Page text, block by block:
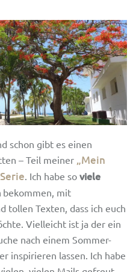
schon gibt es einen
– Teil meiner „Mein
. Ich habe so viele
bekommen, mit
tollen Texten, dass ich euch
Vielleicht ist ja der ein
nach einem Sommer-
inspirieren lassen. Ich habe